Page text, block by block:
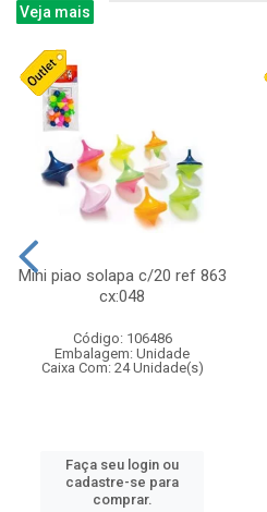
Veja mais
Mini piao solapa c/20 ref 863
cx:048
Código: 106486
Embalagem: Unidade
Caixa Com: 24 Unidade(s)
Faça seu login ou
cadastre-se para
comprar.